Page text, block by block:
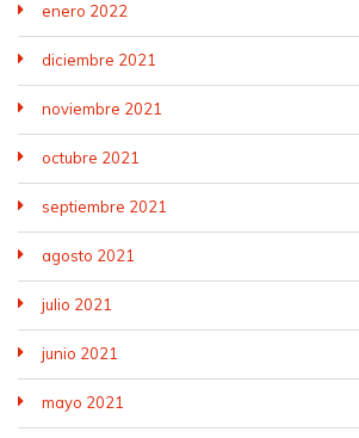
enero 2022
diciembre 2021
noviembre 2021
octubre 2021
septiembre 2021
agosto 2021
julio 2021
junio 2021
mayo 2021